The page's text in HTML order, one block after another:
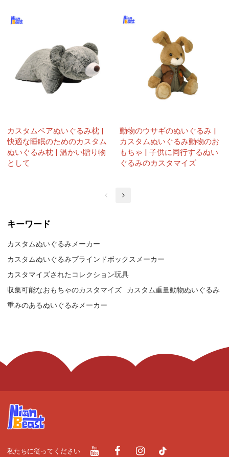
カスタムベアぬいぐるみ枕 |
快適な睡眠のためのカスタム
ぬいぐるみ枕 | 温かい贈り物
として
動物のウサギのぬいぐるみ |
カスタムぬいぐるみ動物のお
もちゃ | 子供に同行するぬい
ぐるみのカスタマイズ
キーワード
カスタムぬいぐるみメーカー
カスタムぬいぐるみブラインドボックスメーカー
カスタマイズされたコレクション玩具
収集可能なおもちゃのカスタマイズ カスタム重量動物ぬいぐるみ
重みのあるぬいぐるみメーカー
私たちに従ってください